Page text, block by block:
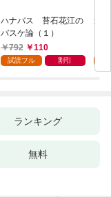
ハナバス 苔石花江の
バスケ論（１）
792
110
試読フル 割引
追
強
～
ランキング
無料